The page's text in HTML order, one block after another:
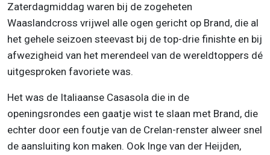
Zaterdagmiddag waren bij de zogeheten
Waaslandcross vrijwel alle ogen gericht op Brand, die al
het gehele seizoen steevast bij de top-drie finishte en bij
afwezigheid van het merendeel van de wereldtoppers dé
uitgesproken favoriete was.
Het was de Italiaanse Casasola die in de
openingsrondes een gaatje wist te slaan met Brand, die
echter door een foutje van de Crelan-renster alweer snel
de aansluiting kon maken. Ook Inge van der Heijden,